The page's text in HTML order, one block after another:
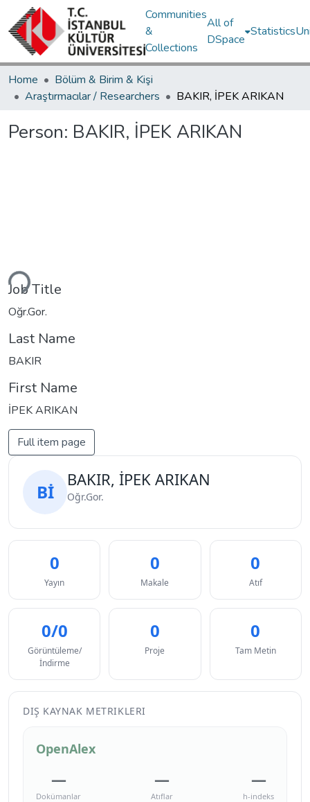
Communities
&
Collections
All of
DSpace
Statistics
Home
Bölüm & Birim & Kişi
Araştırmacılar / Researchers
BAKIR, İPEK ARIKAN
Person: BAKIR, İPEK ARIKAN
Loading...
Job Title
Oğr.Gor.
Last Name
BAKIR
First Name
İPEK ARIKAN
Full item page
Bİ
BAKIR, İPEK ARIKAN
Oğr.Gor.
0
Yayın
0
Makale
0
Atıf
0/0
Görüntüleme/
İndirme
0
Proje
0
Tam Metin
DIŞ KAYNAK METRIKLERI
OpenAlex
—
Dokümanlar
—
Atıflar
—
h-indeks